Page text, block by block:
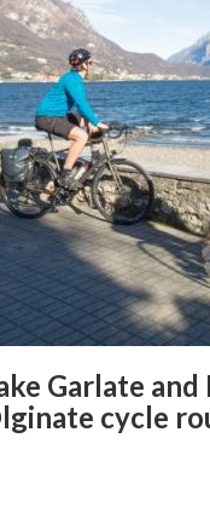
Garlate and
cycle